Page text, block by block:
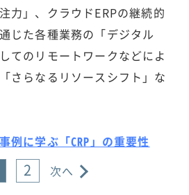
力」、クラウドERPの継続的
じた各種業務の「デジタル
てのリモートワークなどによ
さらなるリソースシフト」な
例に学ぶ「CRP」の重要性
2 次へ